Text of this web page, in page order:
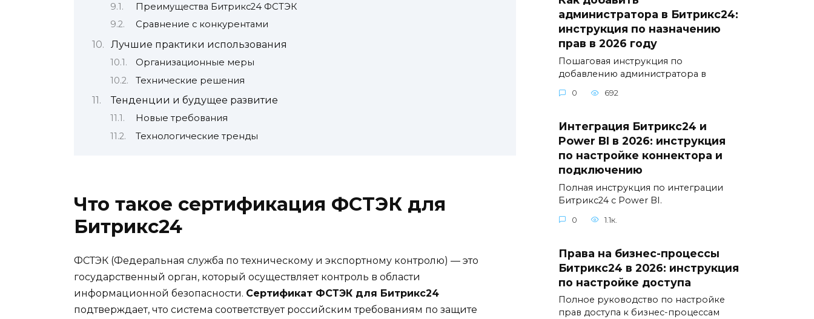
Преимущества Битрикс24 ФСТЭК
Сравнение с конкурентами
Лучшие практики использования
Организационные меры
Технические решения
Тенденции и будущее развитие
Новые требования
Технологические тренды
Что такое сертификация ФСТЭК для
Битрикс24
ФСТЭК (Федеральная служба по техническому и экспортному контролю) — это
государственный орган, который осуществляет контроль в области
информационной безопасности. Сертификат ФСТЭК для Битрикс24
подтверждает, что система соответствует российским требованиям по защите
администратора в Битрикс24:
инструкция по назначению
прав в 2026 году
Пошаговая инструкция по
добавлению администратора в
0 692
Интеграция Битрикс24 и
Power BI в 2026: инструкция
по настройке коннектора и
подключению
Полная инструкция по интеграции
Битрикс24 с Power BI.
0 1.1к.
Права на бизнес-процессы
Битрикс24 в 2026: инструкция
по настройке доступа
Полное руководство по настройке
прав доступа к бизнес-процессам